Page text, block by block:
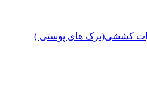
کششی(ترک های پوستی )